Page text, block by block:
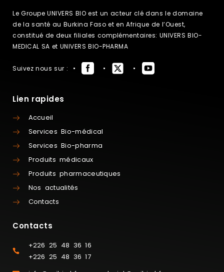
Le Groupe UNIVERS BIO est un acteur clé dans le domaine
de la santé au Burkina Faso et en Afrique de l’Ouest,
constitué de deux filiales complémentaires: UNIVERS BIO-
MEDICAL SA et UNIVERS BIO-PHARMA
Suivez nous sur :
Lien rapides
Accueil
Services Bio-médical
Services Bio-pharma
Produits médicaux
Produits pharmaceutiques
Nos actualités
Contacts
Contacts
+226 25 48 36 16
+226 25 48 36 17